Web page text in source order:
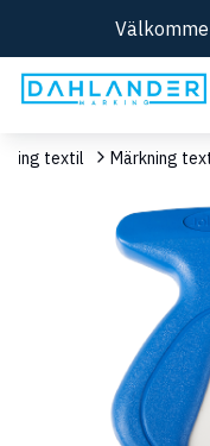
textil Märkning